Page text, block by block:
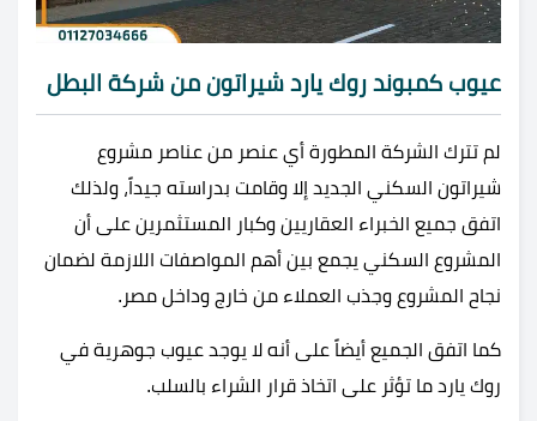
عيوب كمبوند روك يارد شيراتون من شركة البطل
لم تترك الشركة المطورة أي عنصر من عناصر مشروع
شيراتون السكني الجديد إلا وقامت بدراسته جيداً، ولذلك
اتفق جميع الخبراء العقاريين وكبار المستثمرين على أن
المشروع السكني يجمع بين أهم المواصفات اللازمة لضمان
نجاح المشروع وجذب العملاء من خارج وداخل مصر.
كما اتفق الجميع أيضاً على أنه لا يوجد عيوب جوهرية في
روك يارد ما تؤثر على اتخاذ قرار الشراء بالسلب.